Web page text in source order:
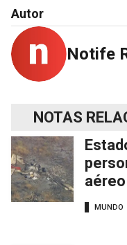
Autor
Notife
NOTAS
aéreo
MUNDO